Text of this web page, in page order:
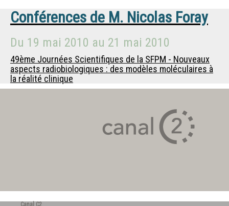
Conférences de M. Nicolas Foray
Du 19 mai 2010 au 21 mai 2010
49ème Journées Scientifiques de la SFPM - Nouveaux
aspects radiobiologiques : des modèles moléculaires à
la réalité clinique
Canal C2